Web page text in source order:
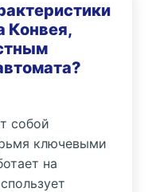
Конвея,
собой
ключевыми
на